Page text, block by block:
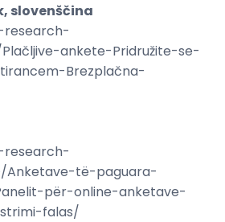
slovenščina
Plačljive-ankete-Pridružite-se-
Brezplačna-
Anketave-të-paguara-
për-online-anketave-
falas/